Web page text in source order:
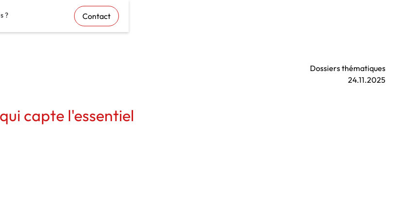
? Contact
capte l'essentiel
Dossiers thématiques
24.11.2025